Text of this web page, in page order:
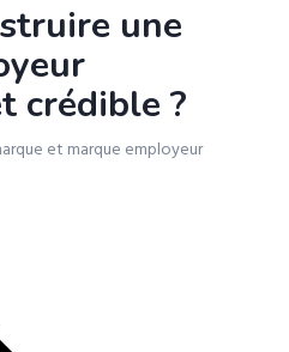
une
crédible ?
et marque employeur